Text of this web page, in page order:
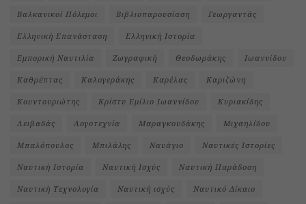
Βαλκανικοί Πόλεμοι Βιβλιοπαρουσίαση Γεωργαντάς
Ελληνική Επανάσταση Ελληνική Ιστορία
Εμπορική Ναυτιλία Ζωγραφική Θεοδωράκης Ιωαννίδου
Καθρέπτας Καλογεράκης Καρέλας Καριζώνη
Κουντουριώτης Κρίστυ Εμίλιο Ιωαννίδου Κυριακίδης
Λειβαδάς Λογοτεχνία Μαραγκουδάκης Μιχαηλίδου
Μπαλόπουλος Μπιλάλης Ναυάγιο Ναυτικές Ιστορίες
Ναυτική Ιστορία Ναυτική Ισχύς Ναυτική Παράδοση
Ναυτική Τεχνολογία Ναυτική ισχύς Ναυτικό Δίκαιο